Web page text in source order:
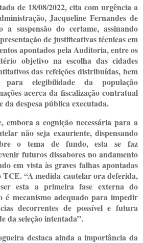
de 18/08/2022, cita com urgência a
Jacqueline Fernandes de
a suspensão do certame, assinando
de justificativas técnicas em
apontados pela Auditoria, entre os
objetivo na escolha das cidades
das refeições distribuídas, bem
elegibilidade da população
acerca da fiscalização contratual
despesa pública executada.
embora a cognição necessária para a
não seja exauriente, dispensando
o tema de fundo, esta se faz
futuros dissabores no andamento
em vista às graves falhas apontadas
TCE. “A medida cautelar ora deferida,
esta a primeira fase externa do
é mecanismo adequado para impedir
decorrentes de possível e futura
da seleção intentada”.
destaca ainda a importância da